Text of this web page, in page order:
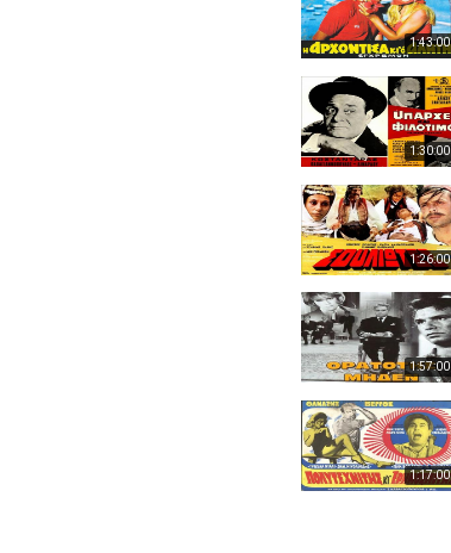
1:43:00
1:30:00
1:26:00
1:57:00
1:17:00